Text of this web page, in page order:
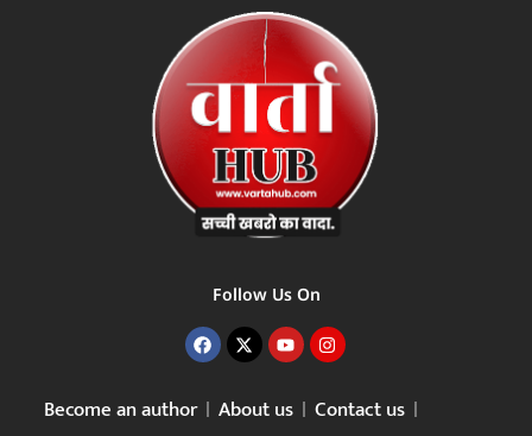
Follow Us On
Become an author About us
Contact us